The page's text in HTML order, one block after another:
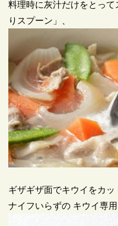
料理時に灰汁だけをとっ
りスプーン」、
ギザギザ面でキウイをカ
ナイフいらずの キウイ専